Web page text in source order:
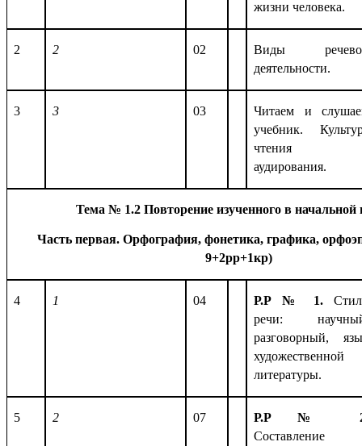
жизни человека.
2 2 02
Виды
деятельности.
3 3 03
Читаем и
учебник.
чтения
аудирования.
Тема № 1.2 Повторение изученного в начальной
Часть первая. Орфография, фонетика, графика,
9+2рр+1кр)
4 1 04 Р.Р № 1.
речи:
разговорный,
художественной
литературы.
5 2 07
Р.Р №
Составление